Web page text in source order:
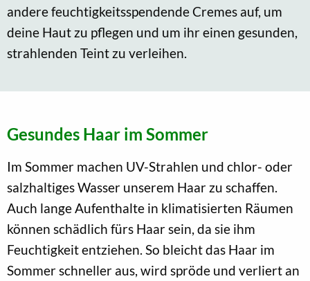
andere feuchtigkeitsspendende Cremes auf, um
deine Haut zu pflegen und um ihr einen gesunden,
strahlenden Teint zu verleihen.
Gesundes Haar im Sommer
Im Sommer machen UV-Strahlen und chlor- oder
salzhaltiges Wasser unserem Haar zu schaffen.
Auch lange Aufenthalte in klimatisierten Räumen
können schädlich fürs Haar sein, da sie ihm
Feuchtigkeit entziehen. So bleicht das Haar im
Sommer schneller aus, wird spröde und verliert an